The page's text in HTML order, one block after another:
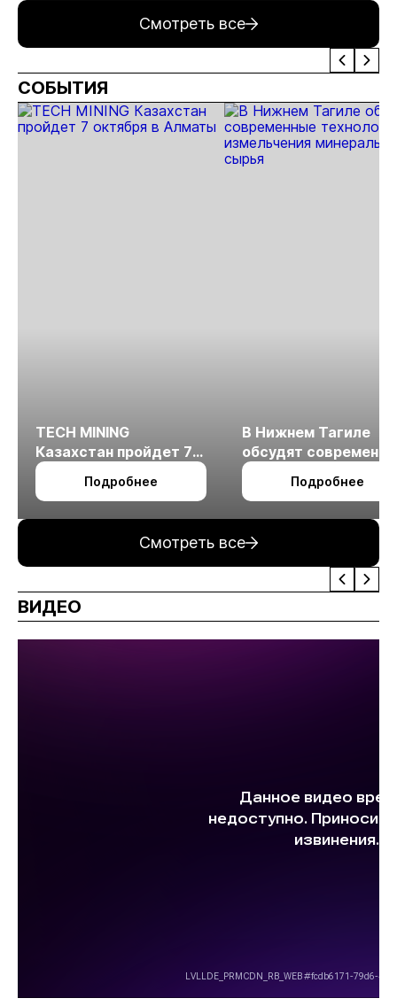
современным
отечественного
производства
месторождения
«Андрей»
Смотреть все
СОБЫТИЯ
TECH MINING
Казахстан пройдет 7
октября в Алматы
Подробнее
В Нижнем Тагиле
обсудят
технологии
измельчения
Подробнее
Смотреть все
ВИДЕО